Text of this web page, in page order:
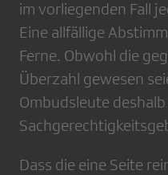
im vorliegenden Fall
Eine allfällige
Ferne. Obwohl die
Überzahl gewesen
Ombudsleute
Dass die eine Seite